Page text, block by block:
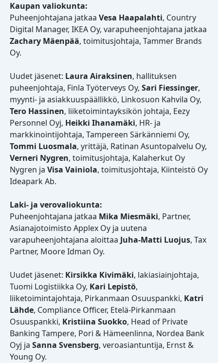
Kaupan valiokunta:
Puheenjohtajana jatkaa Vesa Haapalahti, Country
Digital Manager, IKEA Oy, varapuheenjohtajana jatkaa
Zachary Mäenpää, toimitusjohtaja, Tammer Brands
Oy.
Uudet jäsenet: Laura Airaksinen, hallituksen
puheenjohtaja, Finla Työterveys Oy, Sari Fiessinger,
myynti- ja asiakkuuspäällikkö, Linkosuon Kahvila Oy,
Tero Hassinen, liiketoimintayksikön johtaja, Eezy
Personnel Oyj, Heikki Ihanamäki, HR- ja
markkinointijohtaja, Tampereen Särkänniemi Oy,
Tommi Luosmala, yrittäjä, Ratinan Asuntopalvelu Oy,
Verneri Nygren, toimitusjohtaja, Kalaherkut Oy
Nygren ja Visa Vainiola, toimitusjohtaja, Kiinteistö Oy
Ideapark Ab.
Laki- ja verovaliokunta:
Puheenjohtajana jatkaa Mika Miesmäki, Partner,
Asianajotoimisto Applex Oy ja uutena
varapuheenjohtajana aloittaa Juha-Matti Luojus, Tax
Partner, Moore Idman Oy.
Uudet jäsenet: Kirsikka Kivimäki, lakiasiainjohtaja,
Tuomi Logistiikka Oy, Kari Lepistö,
liiketoimintajohtaja, Pirkanmaan Osuuspankki, Katri
Lähde, Compliance Officer, Etelä-Pirkanmaan
Osuuspankki, Kristiina Suokko, Head of Private
Banking Tampere, Pori & Hämeenlinna, Nordea Bank
Oyj ja Sanna Svensberg, veroasiantuntija, Ernst &
Young Oy.